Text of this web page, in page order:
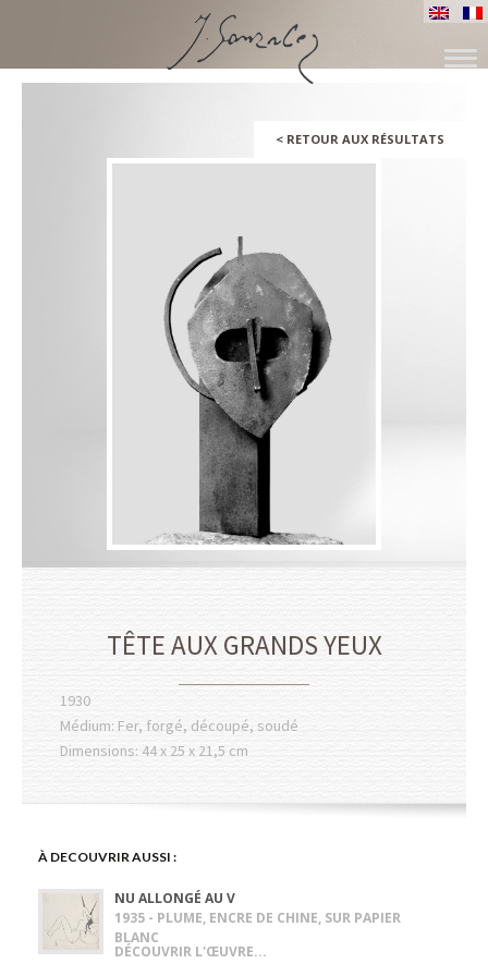
ALLER
< RETOUR AUX RÉSULTATS
TÊTE AUX GRANDS YEUX
1930
Médium: Fer, forgé, découpé, soudé
Dimensions: 44 x 25 x 21,5 cm
À DECOUVRIR AUSSI :
NU ALLONGÉ AU V
1935 - PLUME, ENCRE DE CHINE, SUR PAPIER
BLANC
DÉCOUVRIR L'ŒUVRE...